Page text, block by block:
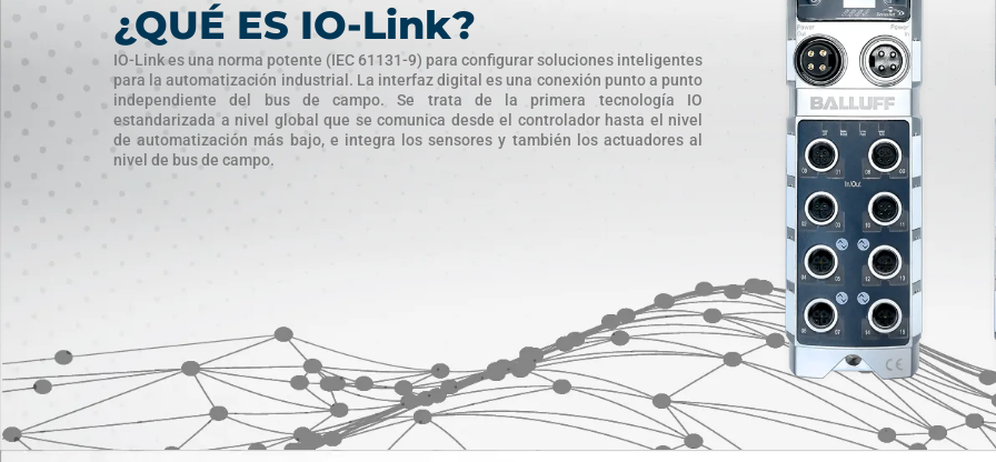
¿QUÉ ES IO-Link?
IO-Link es una norma potente (IEC 61131-9) para configurar soluciones inteligentes
para la automatización industrial. La interfaz digital es una conexión punto a punto
independiente del bus de campo. Se trata de la primera tecnología IO
estandarizada a nivel global que se comunica desde el controlador hasta el nivel
de automatización más bajo, e integra los sensores y también los actuadores al
nivel de bus de campo.